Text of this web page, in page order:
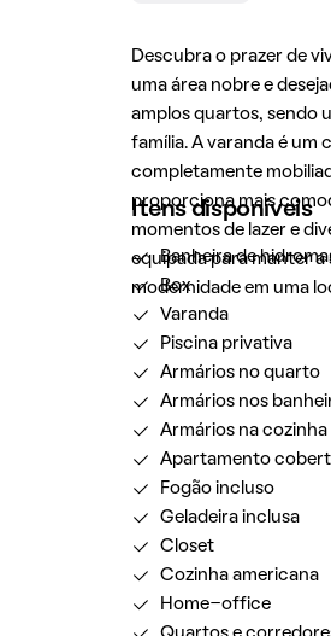
Descubra o prazer de
uma área nobre e
amplos quartos, sendo
família. A varanda é um
completamente
proporciona mais
momentos de lazer e
equipada para manter a
modernidade em uma
Itens disponíveis
Banheira de
Box
Varanda
Piscina privativa
Armários no quarto
Armários nos
Armários na cozinha
Apartamento
Fogão incluso
Geladeira inclusa
Closet
Cozinha americana
Home-office